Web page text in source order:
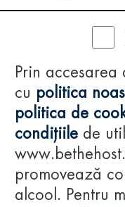
Prin accesarea
cu politica
politica de
condițiile de
promovează
alcool. Pentru